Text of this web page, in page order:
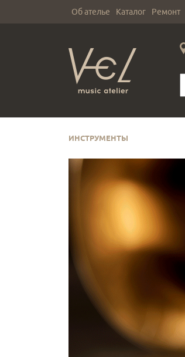
Об ателье Каталог Ремонт
ИНСТРУМЕНТЫ